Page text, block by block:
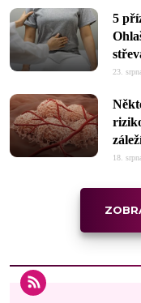
5
23.
18.